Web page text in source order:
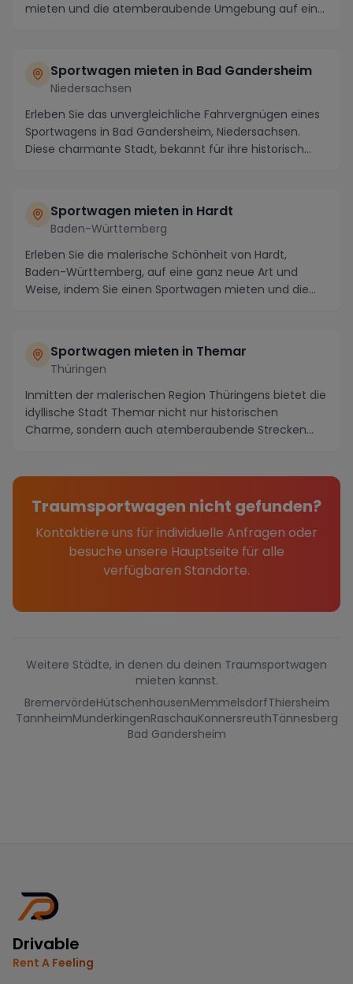
mieten und die atemberaubende Umgebung auf eine
Sportwagen mieten in Bad Gandersheim
Niedersachsen
Erleben Sie das unvergleichliche Fahrvergnügen eines
Sportwagens in Bad Gandersheim, Niedersachsen.
Diese charmante Stadt, bekannt für ihre historisch...
Sportwagen mieten in Hardt
Baden-Württemberg
Erleben Sie die malerische Schönheit von Hardt,
Baden-Württemberg, auf eine ganz neue Art und
Weise, indem Sie einen Sportwagen mieten und die
Sportwagen mieten in Themar
Thüringen
Inmitten der malerischen Region Thüringens bietet die
idyllische Stadt Themar nicht nur historischen
Charme, sondern auch atemberaubende Strecken
Traumsportwagen nicht gefunden?
Kontaktiere uns für individuelle Anfragen oder
besuche unsere Hauptseite für alle
verfügbaren Standorte.
Weitere Städte, in denen du deinen Traumsportwagen
mieten kannst.
BremervördeHütschenhausenMemmelsdorfThiersheim
TannheimMunderkingenRaschauKonnersreuthTännesberg
Bad Gandersheim
Drivable
Rent A Feeling